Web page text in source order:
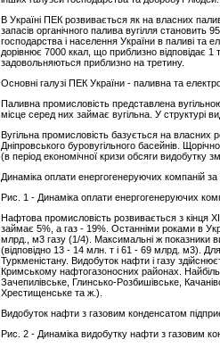
В Україні ПЕК розвивається як на власних
запасів органічного палива вугілля
господарства і населення України в паливі та
дорівнює 7000 ккал, що приблизно відповідає
задовольняються приблизно на третину.
Основні галузі ПЕК України - паливна та
Паливна промисловість представлена
місце серед них займає вугільна. У структурі
Вугільна промисловість базується на власних
Дніпровського буровугільного басейнів.
(в період економічної кризи обсяги видобутку
Динаміка оплати енергогенеруючих компаній
Рис. 1 - Динаміка оплати енергогенеруючих
Нафтова промисловість розвивається з кінця
займає 5%, а газ - 19%. Останніми роками в
млрд., м3 газу (1/4). Максимальні ж показники
(відповідно 13 - 14 млн. т і 61 - 69 млрд. м3).
Туркменістану. Видобуток нафти і газу
Кримському нафтогазоносних районах.
Зачепилівське, Глинсько-Розбишівське,
Хрестищенське та ж.).
Видобуток нафти з газовим конденсатом
Рис. 2 - Динаміка видобутку нафти з газовим